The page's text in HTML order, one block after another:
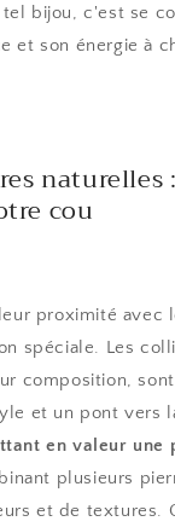
bijou, c'est se
et son énergie à
naturelles
cou
proximité avec
spéciale. Les
composition,
et un pont vers
en valeur une
plusieurs
et de textures.